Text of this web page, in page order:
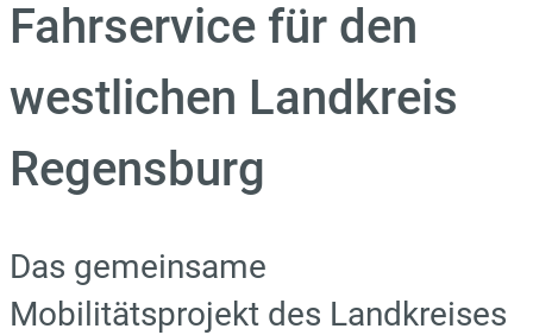
Fahrservice für den
westlichen Landkreis
Regensburg
Das gemeinsame
Mobilitätsprojekt des Landkreises